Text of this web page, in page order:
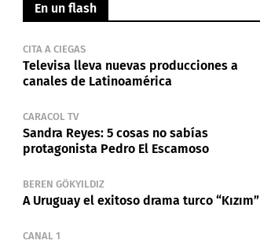
En un flash
CITA A CIEGAS
Televisa lleva nuevas producciones a
canales de Latinoamérica
CARACOL TV
Sandra Reyes: 5 cosas no sabías
protagonista Pedro El Escamoso
BEREN GÖKYILDIZ
A Uruguay el exitoso drama turco “Kızım”
CANAL 1